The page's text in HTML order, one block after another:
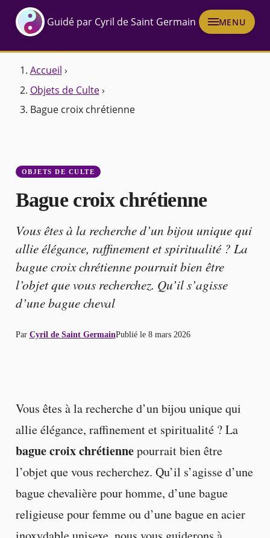
Guidé par Cyril de Saint Germain MENU
Accueil ›
Objets de Culte ›
Bague croix chrétienne
OBJETS DE CULTE
Bague croix chrétienne
Vous êtes à la recherche d’un bijou unique qui
allie élégance, raffinement et spiritualité ? La
bague croix chrétienne pourrait bien être
l’objet que vous recherchez. Qu’il s’agisse
d’une bague cheval
Par Cyril de Saint GermainPublié le 8 mars 2026
Vous êtes à la recherche d’un bijou unique qui
allie élégance, raffinement et spiritualité ? La
bague croix chrétiennepourrait bien être
l’objet que vous recherchez. Qu’il s’agisse d’une
bague chevalière pour homme, d’une bague
religieuse pour femme ou d’une bague en acier